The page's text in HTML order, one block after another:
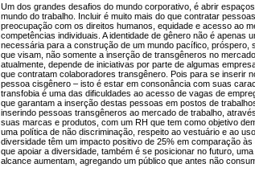
Um dos grandes desafios do mundo corporativo, é abrir
mundo do trabalho. Incluir é muito mais do que contratar
preocupação com os direitos humanos, equidade e acesso ao
competências individuais. A identidade de gênero não é apenas
necessária para a construção de um mundo pacífico,
que visam, não somente a inserção de transgêneros no
atualmente, depende de iniciativas por parte de algumas
que contratam colaboradores transgênero. Pois para se inserir
pessoa cisgênero – isto é estar em consonância com suas
transfobia é uma das dificuldades ao acesso de vagas de
que garantam a inserção destas pessoas em postos de
inserindo pessoas transgêneros ao mercado de trabalho,
suas marcas e produtos, com um RH que tem como objetivo
uma política de não discriminação, respeito ao vestuário e ao
diversidade têm um impacto positivo de 25% em comparação
que apoiar a diversidade, também é se posicionar no futuro,
alcance aumentam, agregando um público que antes não